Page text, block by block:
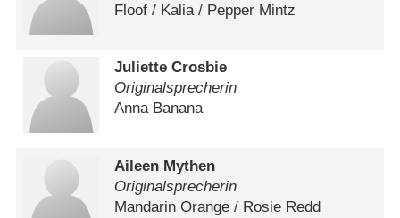
Floof /​ Kalia /​ Pepper Mintz
Juliette Crosbie
Originalsprecherin
Anna Banana
Aileen Mythen
Originalsprecherin
Mandarin Orange /​ Rosie Redd